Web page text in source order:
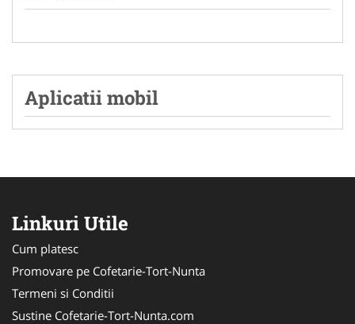
Aplicatii mobil
Linkuri Utile
Cum platesc
Promovare pe Cofetarie-Tort-Nunta
Termeni si Conditii
Sustine Cofetarie-Tort-Nunta.com